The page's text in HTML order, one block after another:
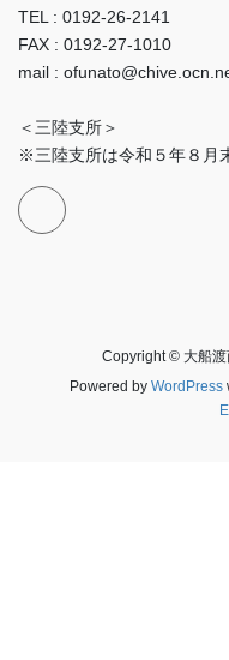
TEL : 0192-26-2141
FAX : 0192-27-1010
mail :
＜三陸支所＞
※三陸支所は令和５年８月
Copyright © 大船
Powered by WordPress